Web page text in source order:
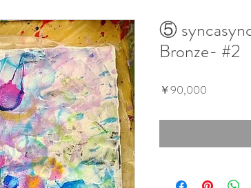
⑤
Bronze- #2
￥90,000